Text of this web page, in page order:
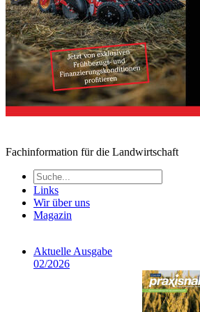
Fachinformation für die Landwirtschaft
Links
Wir über uns
Magazin
Aktuelle Ausgabe
02/2026